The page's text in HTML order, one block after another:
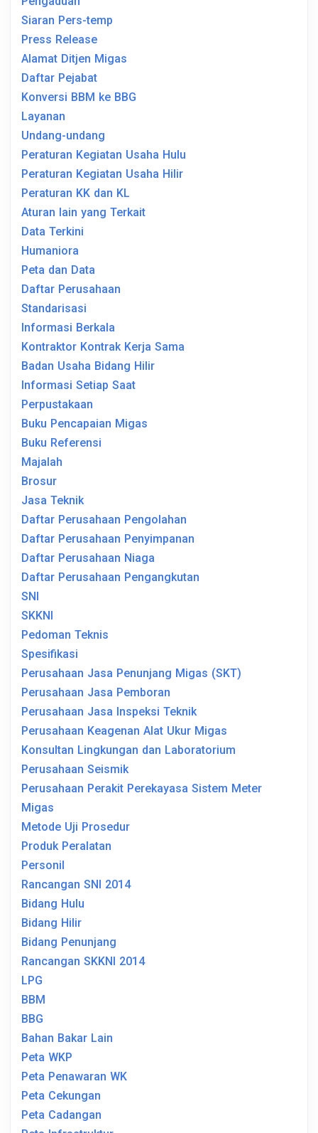
Siaran Pers-temp
Press Release
Alamat Ditjen Migas
Daftar Pejabat
Konversi BBM ke BBG
Layanan
Undang-undang
Peraturan Kegiatan Usaha Hulu
Peraturan Kegiatan Usaha Hilir
Peraturan KK dan KL
Aturan lain yang Terkait
Data Terkini
Humaniora
Peta dan Data
Daftar Perusahaan
Standarisasi
Informasi Berkala
Kontraktor Kontrak Kerja Sama
Badan Usaha Bidang Hilir
Informasi Setiap Saat
Perpustakaan
Buku Pencapaian Migas
Buku Referensi
Majalah
Brosur
Jasa Teknik
Daftar Perusahaan Pengolahan
Daftar Perusahaan Penyimpanan
Daftar Perusahaan Niaga
Daftar Perusahaan Pengangkutan
SNI
SKKNI
Pedoman Teknis
Spesifikasi
Perusahaan Jasa Penunjang Migas (SKT)
Perusahaan Jasa Pemboran
Perusahaan Jasa Inspeksi Teknik
Perusahaan Keagenan Alat Ukur Migas
Konsultan Lingkungan dan Laboratorium
Perusahaan Seismik
Perusahaan Perakit Perekayasa Sistem Meter
Migas
Metode Uji Prosedur
Produk Peralatan
Personil
Rancangan SNI 2014
Bidang Hulu
Bidang Hilir
Bidang Penunjang
Rancangan SKKNI 2014
LPG
BBM
BBG
Bahan Bakar Lain
Peta WKP
Peta Penawaran WK
Peta Cekungan
Peta Cadangan